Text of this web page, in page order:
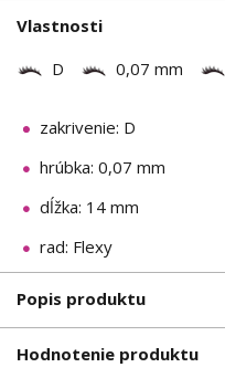
Vlastnosti
D 0,07 mm
zakrivenie: D
hrúbka: 0,07 mm
dĺžka: 14 mm
rad: Flexy
Popis produktu
Hodnotenie produktu